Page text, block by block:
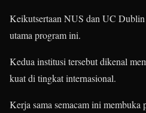
Keikutsertaan NUS dan UC
utama program ini.
Kedua institusi tersebut dikenal
kuat di tingkat internasional.
Kerja sama semacam ini membuka